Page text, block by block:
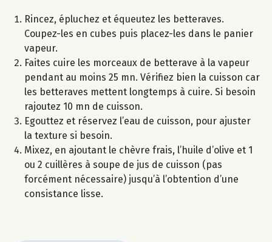
Rincez, épluchez et équeutez les betteraves.
Coupez-les en cubes puis placez-les dans le panier
vapeur.
Faites cuire les morceaux de betterave à la vapeur
pendant au moins 25 mn. Vérifiez bien la cuisson car
les betteraves mettent longtemps à cuire. Si besoin
rajoutez 10 mn de cuisson.
Egouttez et réservez l’eau de cuisson, pour ajuster
la texture si besoin.
Mixez, en ajoutant le chèvre frais, l’huile d’olive et 1
ou 2 cuillères à soupe de jus de cuisson (pas
forcément nécessaire) jusqu’à l’obtention d’une
consistance lisse.